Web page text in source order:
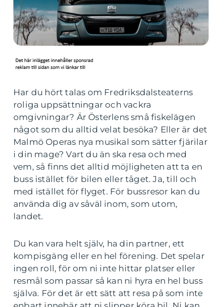
Har du hört talas om Fredriksdalsteaterns
roliga uppsättningar och vackra
omgivningar? Är Österlens små fiskelägen
något som du alltid velat besöka? Eller är det
Malmö Operas nya musikal som sätter fjärilar
i din mage? Vart du än ska resa och med
vem, så finns det alltid möjligheten att ta en
buss istället för bilen eller tåget. Ja, till och
med istället för flyget. För bussresor kan du
använda dig av såväl inom, som utom,
landet.
Du kan vara helt själv, ha din partner, ett
kompisgäng eller en hel förening. Det spelar
ingen roll, för om ni inte hittar platser eller
resmål som passar så kan ni hyra en hel buss
själva. För det är ett sätt att resa på som inte